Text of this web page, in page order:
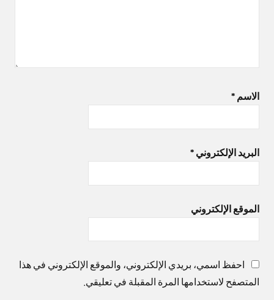
الاسم *
البريد الإلكتروني *
الموقع الإلكتروني
احفظ اسمي، بريدي الإلكتروني، والموقع الإلكتروني في هذا
المتصفح لاستخدامها المرة المقبلة في تعليقي.